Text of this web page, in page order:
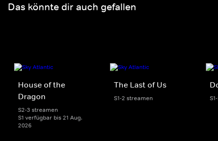
Das könnte dir auch gefallen
House of the
Dragon
S2-3 streamen
S1 verfügbar bis 21 Aug.
2026
The Last of Us
S1-2 streamen